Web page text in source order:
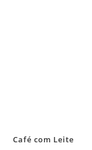
Café com Leite